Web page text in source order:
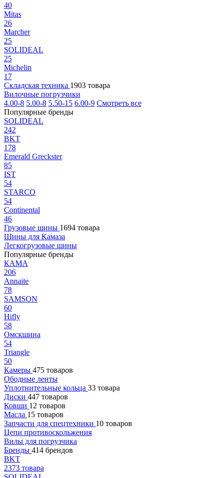
40
Mitas
26
Marcher
25
SOLIDEAL
25
Michelin
17
Складская техника 1903 товара
Вилочные погрузчики
4.00-8 5.00-8 5.50-15 6.00-9 Смотреть все
Популярные бренды
SOLIDEAL
242
BKT
178
Emerald Greckster
85
IST
54
STARCO
54
Continental
46
Грузовые шины 1694 товара
Шины для Камаза
Легкогрузовые шины
Популярные бренды
КАМА
206
Annaite
78
SAMSON
60
Hifly
58
Омскшина
54
Triangle
50
Камеры 475 товаров
Ободные ленты
Уплотнительные кольца 33 товара
Диски 447 товаров
Ковши 12 товаров
Масла 15 товаров
Запчасти для спецтехники 10 товаров
Цепи противоскольжения
Вилы для погрузчика
Бренды 414 брендов
BKT
2373 товара